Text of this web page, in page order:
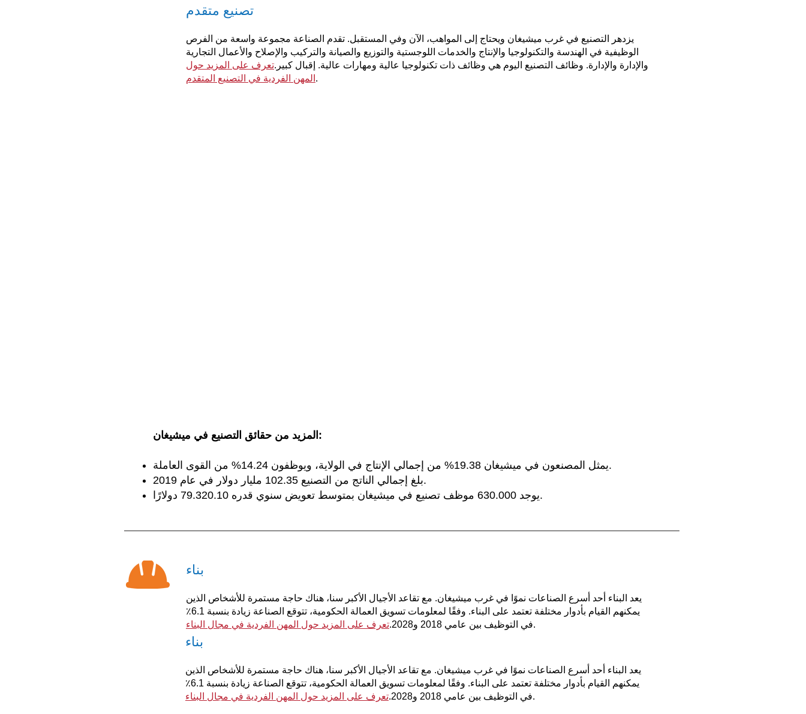
تصنيع متقدم
يزدهر التصنيع في غرب ميشيغان ويحتاج إلى المواهب، الآن وفي المستقبل. تقدم الصناعة مجموعة واسعة من الفرص
الوظيفية في الهندسة والتكنولوجيا والإنتاج والخدمات اللوجستية والتوزيع والصيانة والتركيب والإصلاح والأعمال التجارية
والإدارة والإدارة. وظائف التصنيع اليوم هي وظائف ذات تكنولوجيا عالية ومهارات عالية. إقبال كبير.تعرف على المزيد حول
المهن الفردية في التصنيع المتقدم .
المزيد من حقائق التصنيع في ميشيغان:
يمثل المصنعون في ميشيغان 19.38% من إجمالي الإنتاج في الولاية، ويوظفون 14.24% من القوى العاملة.
بلغ إجمالي الناتج من التصنيع 102.35 مليار دولار في عام 2019.
يوجد 630.000 موظف تصنيع في ميشيغان بمتوسط تعويض سنوي قدره 79.320.10 دولارًا.
بناء
يعد البناء أحد أسرع الصناعات نموًا في غرب ميشيغان. مع تقاعد الأجيال الأكبر سنا، هناك حاجة مستمرة للأشخاص الذين
يمكنهم القيام بأدوار مختلفة تعتمد على البناء. وفقًا لمعلومات تسويق العمالة الحكومية، تتوقع الصناعة زيادة بنسبة 6.1٪
في التوظيف بين عامي 2018 و2028.
تعرف على المزيد حول المهن الفردية في مجال البناء .
بناء
يعد البناء أحد أسرع الصناعات نموًا في غرب ميشيغان. مع تقاعد الأجيال الأكبر سنا، هناك حاجة مستمرة للأشخاص الذين
يمكنهم القيام بأدوار مختلفة تعتمد على البناء. وفقًا لمعلومات تسويق العمالة الحكومية، تتوقع الصناعة زيادة بنسبة 6.1٪
في التوظيف بين عامي 2018 و2028.
تعرف على المزيد حول المهن الفردية في مجال البناء .